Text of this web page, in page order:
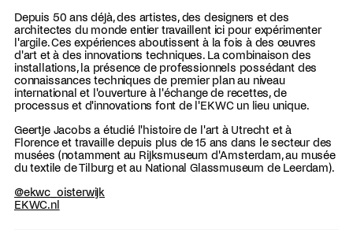
Depuis 50 ans déjà, des artistes, des designers et des
architectes du monde entier travaillent ici pour expérimenter
l'argile. Ces expériences aboutissent à la fois à des œuvres
d'art et à des innovations techniques. La combinaison des
installations, la présence de professionnels possédant des
connaissances techniques de premier plan au niveau
international et l'ouverture à l'échange de recettes, de
processus et d'innovations font de l'EKWC un lieu unique.
Geertje Jacobs a étudié l'histoire de l'art à Utrecht et à
Florence et travaille depuis plus de 15 ans dans le secteur des
musées (notamment au Rijksmuseum d'Amsterdam, au musée
du textile de Tilburg et au National Glassmuseum de Leerdam).
@ekwc_oisterwijk
EKWC.nl